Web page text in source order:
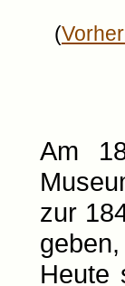
(
Am
zur
Heute